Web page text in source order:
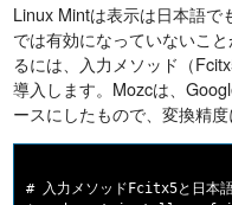
Linux Mintは表示は日本語で
では有効になっていないこ
るには、入力メソッド（
導入します。Mozcは、
ースにしたもので、変換精度
# 入力メソッドFcitx5と日本